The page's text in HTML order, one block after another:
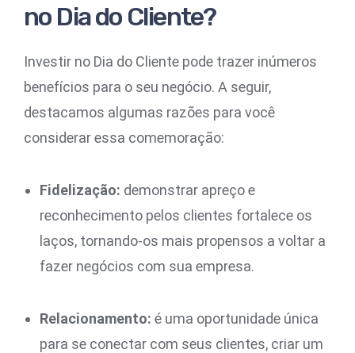
no Dia do Cliente?
Investir no Dia do Cliente pode trazer inúmeros
benefícios para o seu negócio. A seguir,
destacamos algumas razões para você
considerar essa comemoração:
Fidelização: demonstrar apreço e
reconhecimento pelos clientes fortalece os
laços, tornando-os mais propensos a voltar a
fazer negócios com sua empresa.
Relacionamento: é uma oportunidade única
para se conectar com seus clientes, criar um